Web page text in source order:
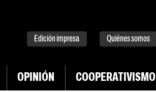
Edición impresa Quiénes somos
OPINIÓN COOPERATIVISMO